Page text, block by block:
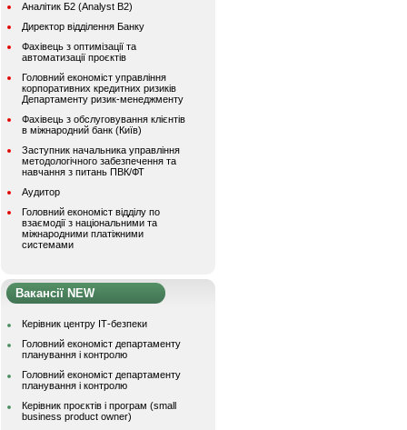
Аналітик Б2 (Analyst B2)
Директор відділення Банку
Фахівець з оптимізації та
автоматизації проєктів
Головний економіст управління
корпоративних кредитних ризиків
Департаменту ризик-менеджменту
Фахівець з обслуговування клієнтів
в міжнародний банк (Київ)
Заступник начальника управління
методологічного забезпечення та
навчання з питань ПВК/ФТ
Аудитор
Головний економіст відділу по
взаємодії з національними та
міжнародними платіжними
системами
Вакансії NEW
Керівник центру ІТ-безпеки
Головний економіст департаменту
планування і контролю
Головний економіст департаменту
планування і контролю
Керівник проєктів і програм (small
business product owner)